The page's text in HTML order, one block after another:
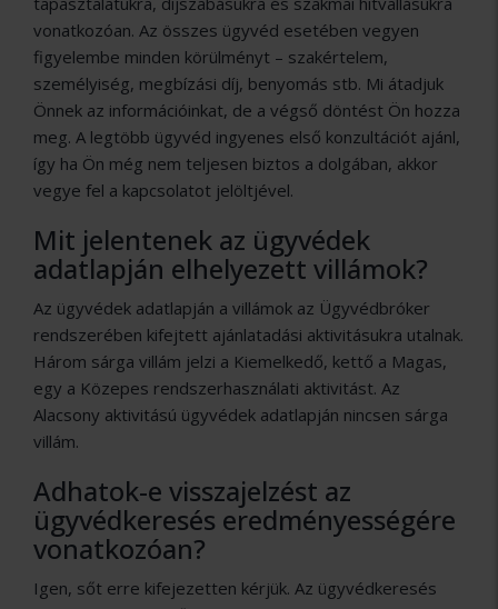
vonatkozóan. Az összes ügyvéd esetében vegyen
figyelembe minden körülményt – szakértelem,
személyiség, megbízási díj, benyomás stb. Mi átadjuk
Önnek az információinkat, de a végső döntést Ön hozza
meg. A legtöbb ügyvéd ingyenes első konzultációt ajánl,
így ha Ön még nem teljesen biztos a dolgában, akkor
vegye fel a kapcsolatot jelöltjével.
Mit jelentenek az ügyvédek
adatlapján elhelyezett villámok?
Az ügyvédek adatlapján a villámok az Ügyvédbróker
rendszerében kifejtett ajánlatadási aktivitásukra utalnak.
Három sárga villám jelzi a Kiemelkedő, kettő a Magas,
egy a Közepes rendszerhasználati aktivitást. Az
Alacsony aktivitású ügyvédek adatlapján nincsen sárga
villám.
Adhatok-e visszajelzést az
ügyvédkeresés eredményességére
vonatkozóan?
Igen, sőt erre kifejezetten kérjük. Az ügyvédkeresés